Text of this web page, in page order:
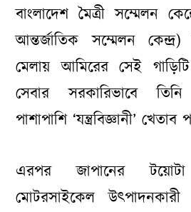
বাংলাদেশ মৈত্রী সম্মেলন
আন্তর্জাতিক সম্মেলন কেন্দ্র)
মেলায় আমিরের সেই
সেবার সরকারিভাবে
পাশাপাশি ‘‌যন্ত্রবিজ্ঞানী’ খেতাব
এরপর জাপানের
মোটরসাইকেল উৎপাদনকারী